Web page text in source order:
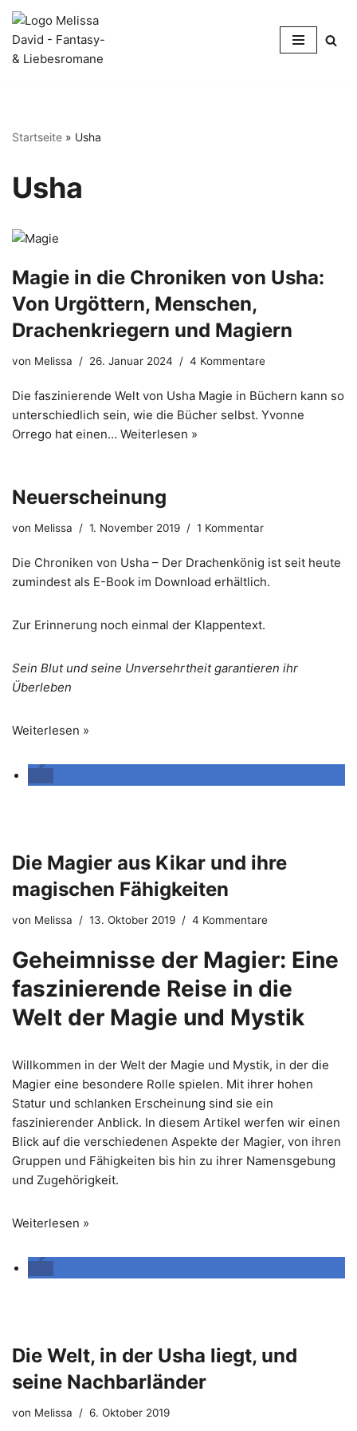
Zum
Inhalt
Startseite » Usha
Usha
Magie in die Chroniken von Usha:
Von Urgöttern, Menschen,
Drachenkriegern und Magiern
von Melissa 26. Januar 2024 4 Kommentare
Die faszinierende Welt von Usha Magie in Büchern kann so
unterschiedlich sein, wie die Bücher selbst. Yvonne
Orrego hat einen… Weiterlesen »
Neuerscheinung
von Melissa 1. November 2019 1 Kommentar
Die Chroniken von Usha – Der Drachenkönig ist seit heute
zumindest als E-Book im Download erhältlich.
Zur Erinnerung noch einmal der Klappentext.
Sein Blut und seine Unversehrtheit garantieren ihr
Überleben
Weiterlesen »
Die Magier aus Kikar und ihre
magischen Fähigkeiten
von Melissa 13. Oktober 2019 4 Kommentare
Geheimnisse der Magier: Eine
faszinierende Reise in die
Welt der Magie und Mystik
Willkommen in der Welt der Magie und Mystik, in der die
Magier eine besondere Rolle spielen. Mit ihrer hohen
Statur und schlanken Erscheinung sind sie ein
faszinierender Anblick. In diesem Artikel werfen wir einen
Blick auf die verschiedenen Aspekte der Magier, von ihren
Gruppen und Fähigkeiten bis hin zu ihrer Namensgebung
und Zugehörigkeit.
Weiterlesen »
Die Welt, in der Usha liegt, und
seine Nachbarländer
von Melissa 6. Oktober 2019